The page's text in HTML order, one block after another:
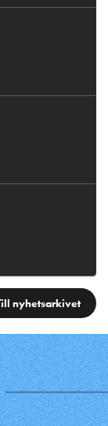
nyhetsarkivet